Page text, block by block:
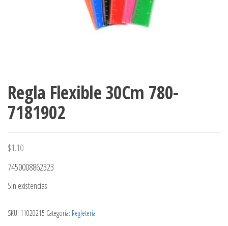
Regla Flexible 30Cm 780-
7181902
$1.10
7450008862323
Sin existencias
SKU: 11020215 Categoría: Regleteria